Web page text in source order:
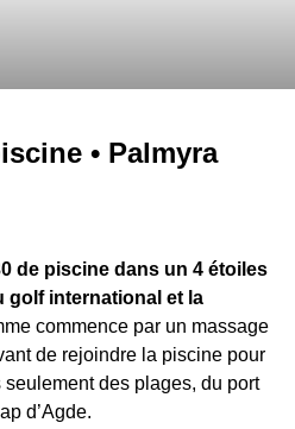
• Palmyra
de piscine dans un 4 étoiles
golf international et la
commence par un massage
de rejoindre la piscine pour
des plages, du port
d’Agde.